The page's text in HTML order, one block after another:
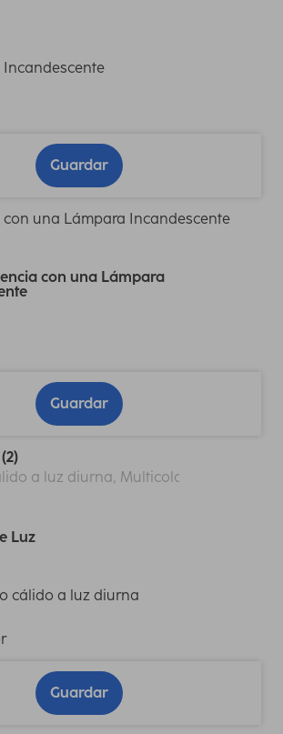
Incandescente
Guardar
una Lámpara Incandescente
con una Lámpara
Guardar
(2)
a luz diurna, Multicolor
Luz
cálido a luz diurna
Guardar